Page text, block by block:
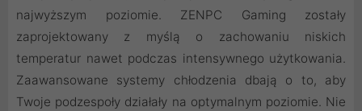
najwyższym poziomie. ZENPC Gaming zostały
zaprojektowany z myślą o zachowaniu niskich
temperatur nawet podczas intensywnego użytkowania.
Zaawansowane systemy chłodzenia dbają o to, aby
Twoje podzespoły działały na optymalnym poziomie. Nie